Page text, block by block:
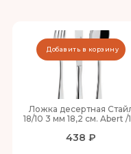
Ложка десертная
18/10 3 мм 18,2 см. Abert /
438 ₽
Добавить в корзину